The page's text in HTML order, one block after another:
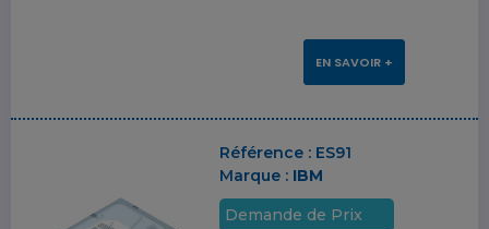
EN SAVOIR +
Référence : ES91
Marque : IBM
Demande de Prix